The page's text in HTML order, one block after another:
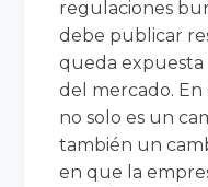
regulaciones
debe publicar
queda expuesta
del mercado. En
no solo es un
también un
en que la